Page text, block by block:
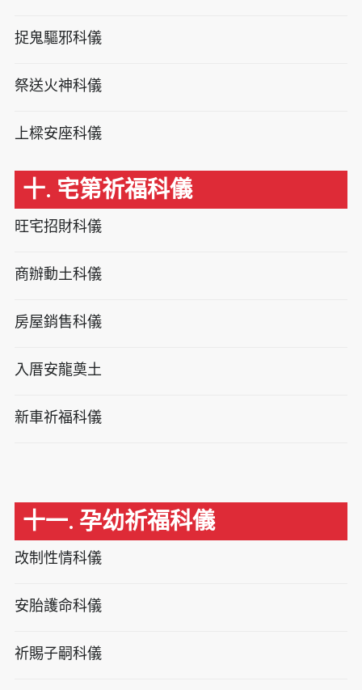
捉鬼驅邪科儀
祭送火神科儀
上樑安座科儀
十. 宅第祈福科儀
旺宅招財科儀
商辦動土科儀
房屋銷售科儀
入厝安龍奠土
新車祈福科儀
十一. 孕幼祈福科儀
改制性情科儀
安胎護命科儀
祈賜子嗣科儀